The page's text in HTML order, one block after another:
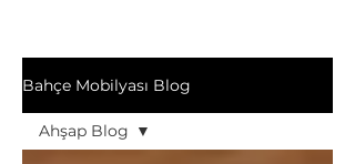
Bahçe Mobilyası Blog
Ahşap Blog